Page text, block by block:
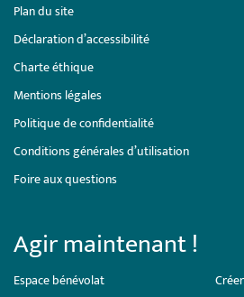
Plan du site
Déclaration d’accessibilité
Charte éthique
Mentions légales
Politique de confidentialité
Conditions générales d’utilisation
Foire aux questions
Agir maintenant !
Espace bénévolat